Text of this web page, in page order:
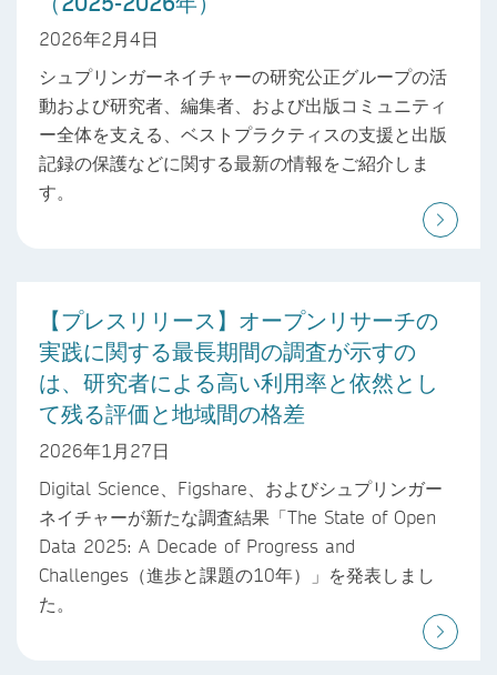
2026年2月4日
シュプリンガーネイチャーの研究公正グループの活
動および研究者、編集者、および出版コミュニティ
ー全体を支える、ベストプラクティスの支援と出版
記録の保護などに関する最新の情報をご紹介しま
す。
【プレスリリース】オープンリサーチの
実践に関する最長期間の調査が示すの
は、研究者による高い利用率と依然とし
て残る評価と地域間の格差
2026年1月27日
Digital Science、Figshare、およびシュプリンガー
ネイチャーが新たな調査結果「The State of Open
Data 2025: A Decade of Progress and
Challenges（進歩と課題の10年）」を発表しまし
た。